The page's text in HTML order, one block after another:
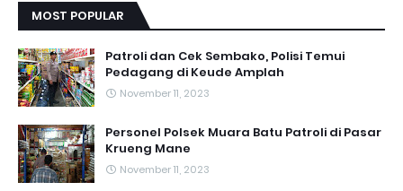
MOST POPULAR
Patroli dan Cek Sembako, Polisi Temui
Pedagang di Keude Amplah
November 11, 2023
Personel Polsek Muara Batu Patroli di Pasar
Krueng Mane
November 11, 2023